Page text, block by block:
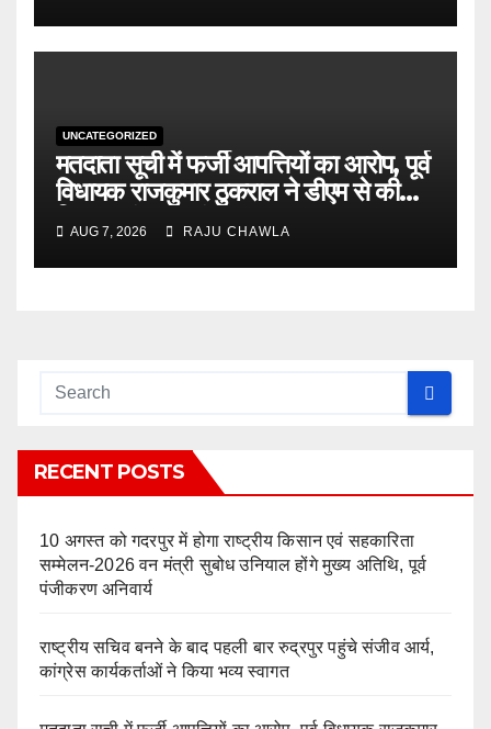
UNCATEGORIZED
मतदाता सूची में फर्जी आपत्तियों का आरोप, पूर्व
विधायक राजकुमार ठुकराल ने डीएम से की
निष्पक्ष जांच की मांग
AUG 7, 2026 RAJU CHAWLA
RECENT POSTS
10 अगस्त को गदरपुर में होगा राष्ट्रीय किसान एवं सहकारिता
सम्मेलन-2026 वन मंत्री सुबोध उनियाल होंगे मुख्य अतिथि, पूर्व
पंजीकरण अनिवार्य
राष्ट्रीय सचिव बनने के बाद पहली बार रुद्रपुर पहुंचे संजीव आर्य,
कांग्रेस कार्यकर्ताओं ने किया भव्य स्वागत